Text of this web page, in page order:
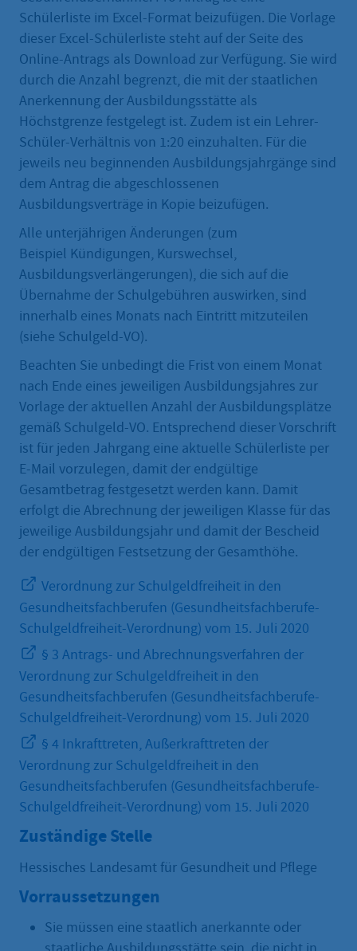
Schülerliste im Excel-Format beizufügen. Die Vorlage
dieser Excel-Schülerliste steht auf der Seite des
Online-Antrags als Download zur Verfügung. Sie wird
durch die Anzahl begrenzt, die mit der staatlichen
Anerkennung der Ausbildungsstätte als
Höchstgrenze festgelegt ist. Zudem ist ein Lehrer-
Schüler-Verhältnis von 1:20 einzuhalten. Für die
jeweils neu beginnenden Ausbildungsjahrgänge sind
dem Antrag die abgeschlossenen
Ausbildungsverträge in Kopie beizufügen.
Alle unterjährigen Änderungen (zum
Beispiel Kündigungen, Kurswechsel,
Ausbildungsverlängerungen), die sich auf die
Übernahme der Schulgebühren auswirken, sind
innerhalb eines Monats nach Eintritt mitzuteilen
(siehe Schulgeld-VO).
Beachten Sie unbedingt die Frist von einem Monat
nach Ende eines jeweiligen Ausbildungsjahres zur
Vorlage der aktuellen Anzahl der Ausbildungsplätze
gemäß Schulgeld-VO. Entsprechend dieser Vorschrift
ist für jeden Jahrgang eine aktuelle Schülerliste per
E-Mail vorzulegen, damit der endgültige
Gesamtbetrag festgesetzt werden kann. Damit
erfolgt die Abrechnung der jeweiligen Klasse für das
jeweilige Ausbildungsjahr und damit der Bescheid
der endgültigen Festsetzung der Gesamthöhe.
Verordnung zur Schulgeldfreiheit in den
Gesundheitsfachberufen (Gesundheitsfachberufe-
Schulgeldfreiheit-Verordnung) vom 15. Juli 2020
§ 3 Antrags- und Abrechnungsverfahren der
Verordnung zur Schulgeldfreiheit in den
Gesundheitsfachberufen (Gesundheitsfachberufe-
Schulgeldfreiheit-Verordnung) vom 15. Juli 2020
§ 4 Inkrafttreten, Außerkrafttreten der
Verordnung zur Schulgeldfreiheit in den
Gesundheitsfachberufen (Gesundheitsfachberufe-
Schulgeldfreiheit-Verordnung) vom 15. Juli 2020
Zuständige Stelle
Hessisches Landesamt für Gesundheit und Pflege
Vorraussetzungen
Sie müssen eine staatlich anerkannte oder